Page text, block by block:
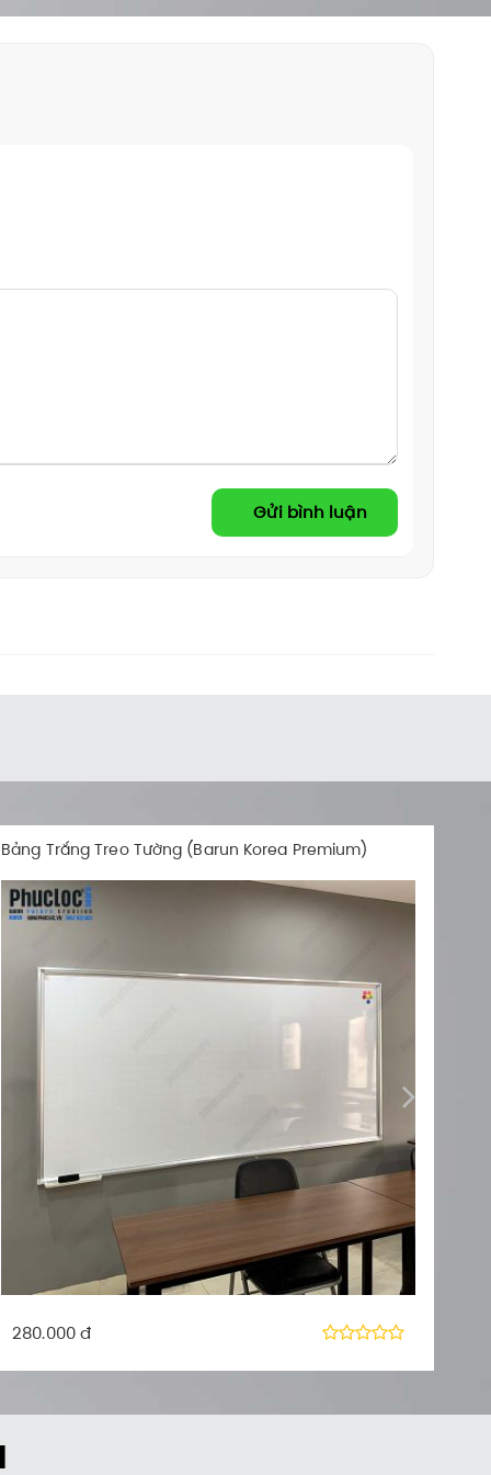
Gửi bình luận
280.000 đ